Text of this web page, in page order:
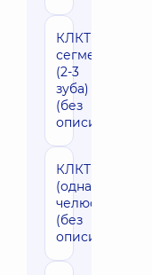
КЛКТ
сегмент
(2-3
зуба)
(без
описи)
КЛКТ
(одна
челюсть)
(без
описи)